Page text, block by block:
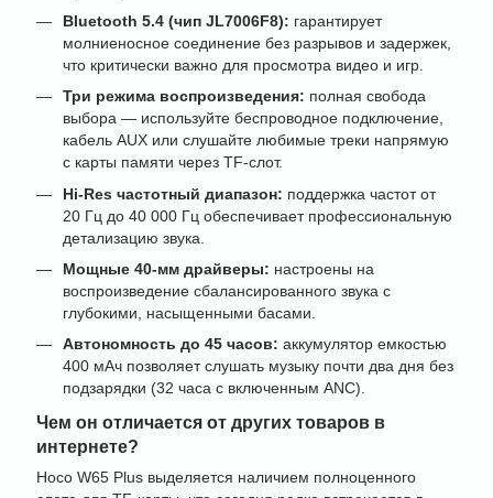
Bluetooth 5.4 (чип JL7006F8): гарантирует
молниеносное соединение без разрывов и задержек,
что критически важно для просмотра видео и игр.
Три режима воспроизведения: полная свобода
выбора — используйте беспроводное подключение,
кабель AUX или слушайте любимые треки напрямую
с карты памяти через TF-слот.
Hi-Res частотный диапазон: поддержка частот от
20 Гц до 40 000 Гц обеспечивает профессиональную
детализацию звука.
Мощные 40-мм драйверы: настроены на
воспроизведение сбалансированного звука с
глубокими, насыщенными басами.
Автономность до 45 часов: аккумулятор емкостью
400 мАч позволяет слушать музыку почти два дня без
подзарядки (32 часа с включенным ANC).
Чем он отличается от других товаров в
интернете?
Hoco W65 Plus выделяется наличием полноценного